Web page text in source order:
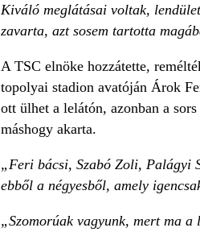
Kiváló meglátásai voltak,
zavarta, azt sosem tartotta
A TSC elnöke hozzátette,
topolyai stadion avatóján Árok
ott ülhet a lelátón, azonban a sors
máshogy akarta.
„Feri bácsi, Szabó Zoli, Palágyi
ebből a négyesből, amely
„Szomorúak vagyunk, mert ma